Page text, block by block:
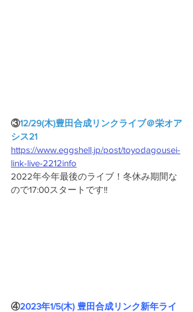
③12/29(木)豊田合成リンクライブ＠栄オア
シス21
https://www.eggshell.jp/post/toyodagousei-
link-live-2212info
2022年今年最後のライブ！冬休み期間な
ので17:00スタートです!!
④2023年1/5(木) 豊田合成リンク新年ライ